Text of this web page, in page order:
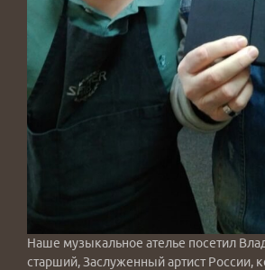
Наше музыкальное ателье посетил
старший, Заслуженный артист России,